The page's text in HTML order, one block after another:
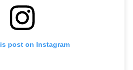
post on Instagram